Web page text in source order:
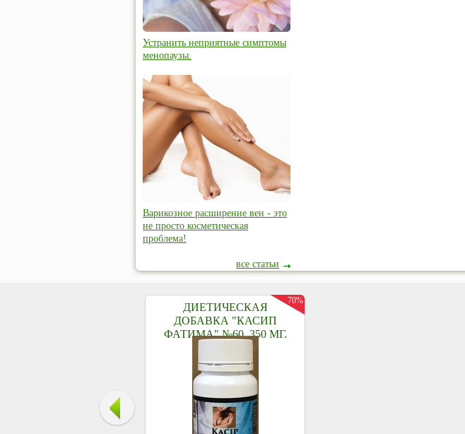
Устранить неприятные симптомы
менопаузы.
Варикозное расширение вен - это
не просто косметическая
проблема!
все статьи
ДИЕТИЧЕСКАЯ
ДОБАВКА "КАСИП
ФАТИМА" №60, 350 МГ.
70%